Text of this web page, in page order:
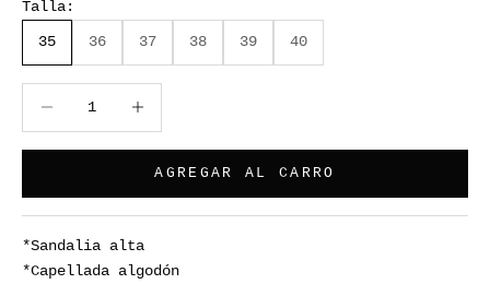
Talla:
35 36 37 38 39 40
AGREGAR AL CARRO
*Sandalia alta
*Capellada algodón